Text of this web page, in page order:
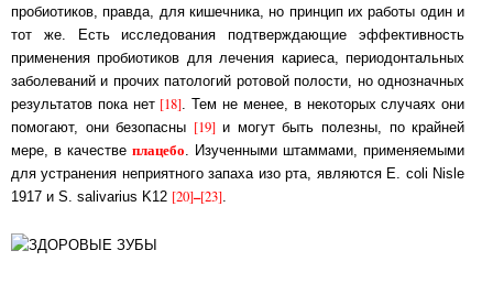
пробиотиков, правда, для кишечника, но принцип их работы один и
тот же. Есть ис­сле­до­ва­ния под­твер­ждаю­щие эф­фек­тив­ность
применения про­био­ти­ков для ле­че­ния кариеса, пе­рио­дон­таль­ных
заболеваний и прочих патологий ро­то­вой по­лос­ти, но однозначных
результатов пока нет [18]. Тем не менее, в некоторых слу­ча­ях они
по­мо­га­ют, они бе­зо­пас­ны [19]и могут быть полезны, по крайней
мере, в ка­чест­вепла­це­бо. Изученными штаммами, применяемыми
для устранения не­прият­но­го за­па­ха изо рта, являются E. coli Nisle
1917 и S. salivarius K12 [20]–[23].